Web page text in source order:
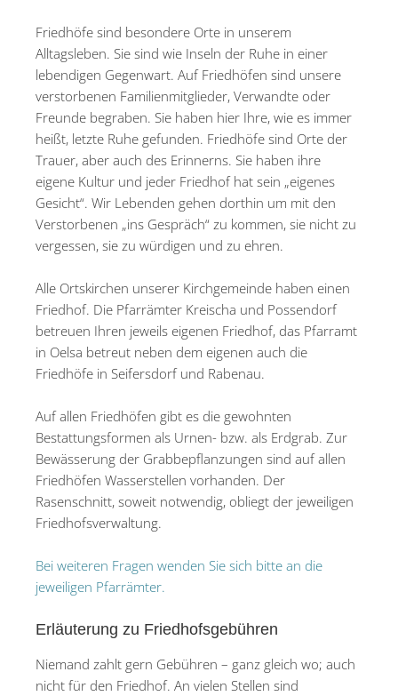
Friedhöfe sind besondere Orte in unserem
Alltagsleben. Sie sind wie Inseln der Ruhe in einer
lebendigen Gegenwart. Auf Friedhöfen sind unsere
verstorbenen Familienmitglieder, Verwandte oder
Freunde begraben. Sie haben hier Ihre, wie es immer
heißt, letzte Ruhe gefunden. Friedhöfe sind Orte der
Trauer, aber auch des Erinnerns. Sie haben ihre
eigene Kultur und jeder Friedhof hat sein „eigenes
Gesicht“. Wir Lebenden gehen dorthin um mit den
Verstorbenen „ins Gespräch“ zu kommen, sie nicht zu
vergessen, sie zu würdigen und zu ehren.
Alle Ortskirchen unserer Kirchgemeinde haben einen
Friedhof. Die Pfarrämter Kreischa und Possendorf
betreuen Ihren jeweils eigenen Friedhof, das Pfarramt
in Oelsa betreut neben dem eigenen auch die
Friedhöfe in Seifersdorf und Rabenau.
Auf allen Friedhöfen gibt es die gewohnten
Bestattungsformen als Urnen- bzw. als Erdgrab. Zur
Bewässerung der Grabbepflanzungen sind auf allen
Friedhöfen Wasserstellen vorhanden. Der
Rasenschnitt, soweit notwendig, obliegt der jeweiligen
Friedhofsverwaltung.
Bei weiteren Fragen wenden Sie sich bitte an die
jeweiligen Pfarrämter.
Erläuterung zu Friedhofsgebühren
Niemand zahlt gern Gebühren – ganz gleich wo; auch
nicht für den Friedhof. An vielen Stellen sind